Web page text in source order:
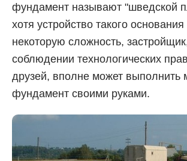
фундамент называют "шведской
хотя устройство такого
некоторую сложность,
соблюдении технологических
друзей, вполне может выполнить
фундамент своими руками.